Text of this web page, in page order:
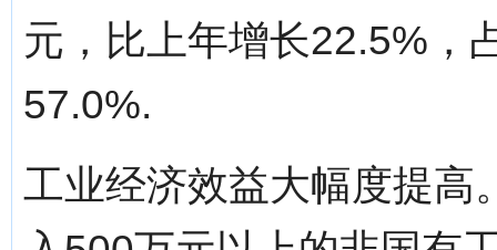
元，比上年增长22.5%，
57.0%.
工业经济效益大幅度提高